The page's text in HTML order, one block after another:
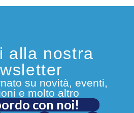
alla nostra
su novità, eventi,
e molto altro
con noi!